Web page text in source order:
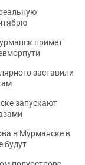
примет
заставили
запускают
в Мурманске в
будут